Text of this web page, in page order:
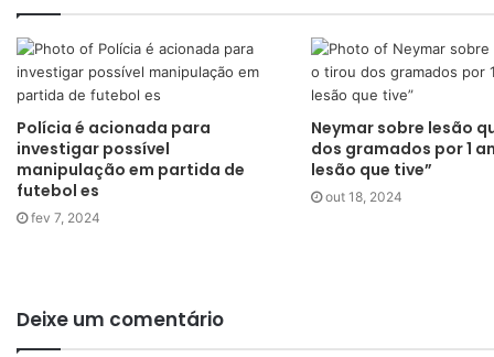
Polícia é acionada para
investigar possível
manipulação em partida de
futebol es
fev 7, 2024
Neymar sobre lesão
dos gramados por 1
lesão que tive”
out 18, 2024
Deixe um comentário